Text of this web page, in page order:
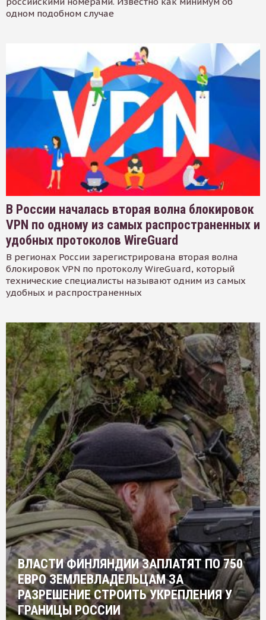
одном подобном случае
В России началась вторая волна блокировок
VPN по одному из самых распространенных и
удобных протоколов WireGuard
В регионах России зарегистрирована вторая волна
блокировок VPN по протоколу WireGuard, который
технические специалисты называют одним из самых
удобных и распространенных
ВЛАСТИ ФИНЛЯНДИИ ЗАПЛАТЯТ ПО 750
ЕВРО ЗЕМЛЕВЛАДЕЛЬЦАМ ЗА
РАЗРЕШЕНИЕ СТРОИТЬ УКРЕПЛЕНИЯ У
ГРАНИЦЫ РОССИИ